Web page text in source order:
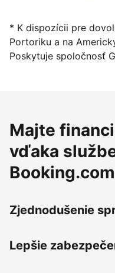
* K dispozícii pre
Portoriku a na
Poskytuje spoločnosť
Majte
vďaka
Booking.com
Zjednodušenie
Lepšie